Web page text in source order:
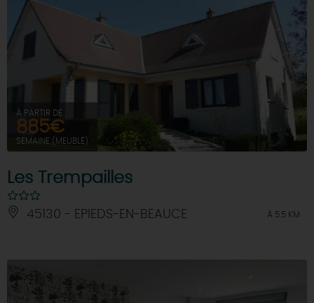
À PARTIR DE
885€
SEMAINE (MEUBLÉ)
Les Trempailles
45130 - EPIEDS-EN-BEAUCE À 5.5 KM